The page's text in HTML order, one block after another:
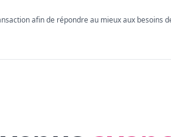
afin de répondre au mieux aux besoins